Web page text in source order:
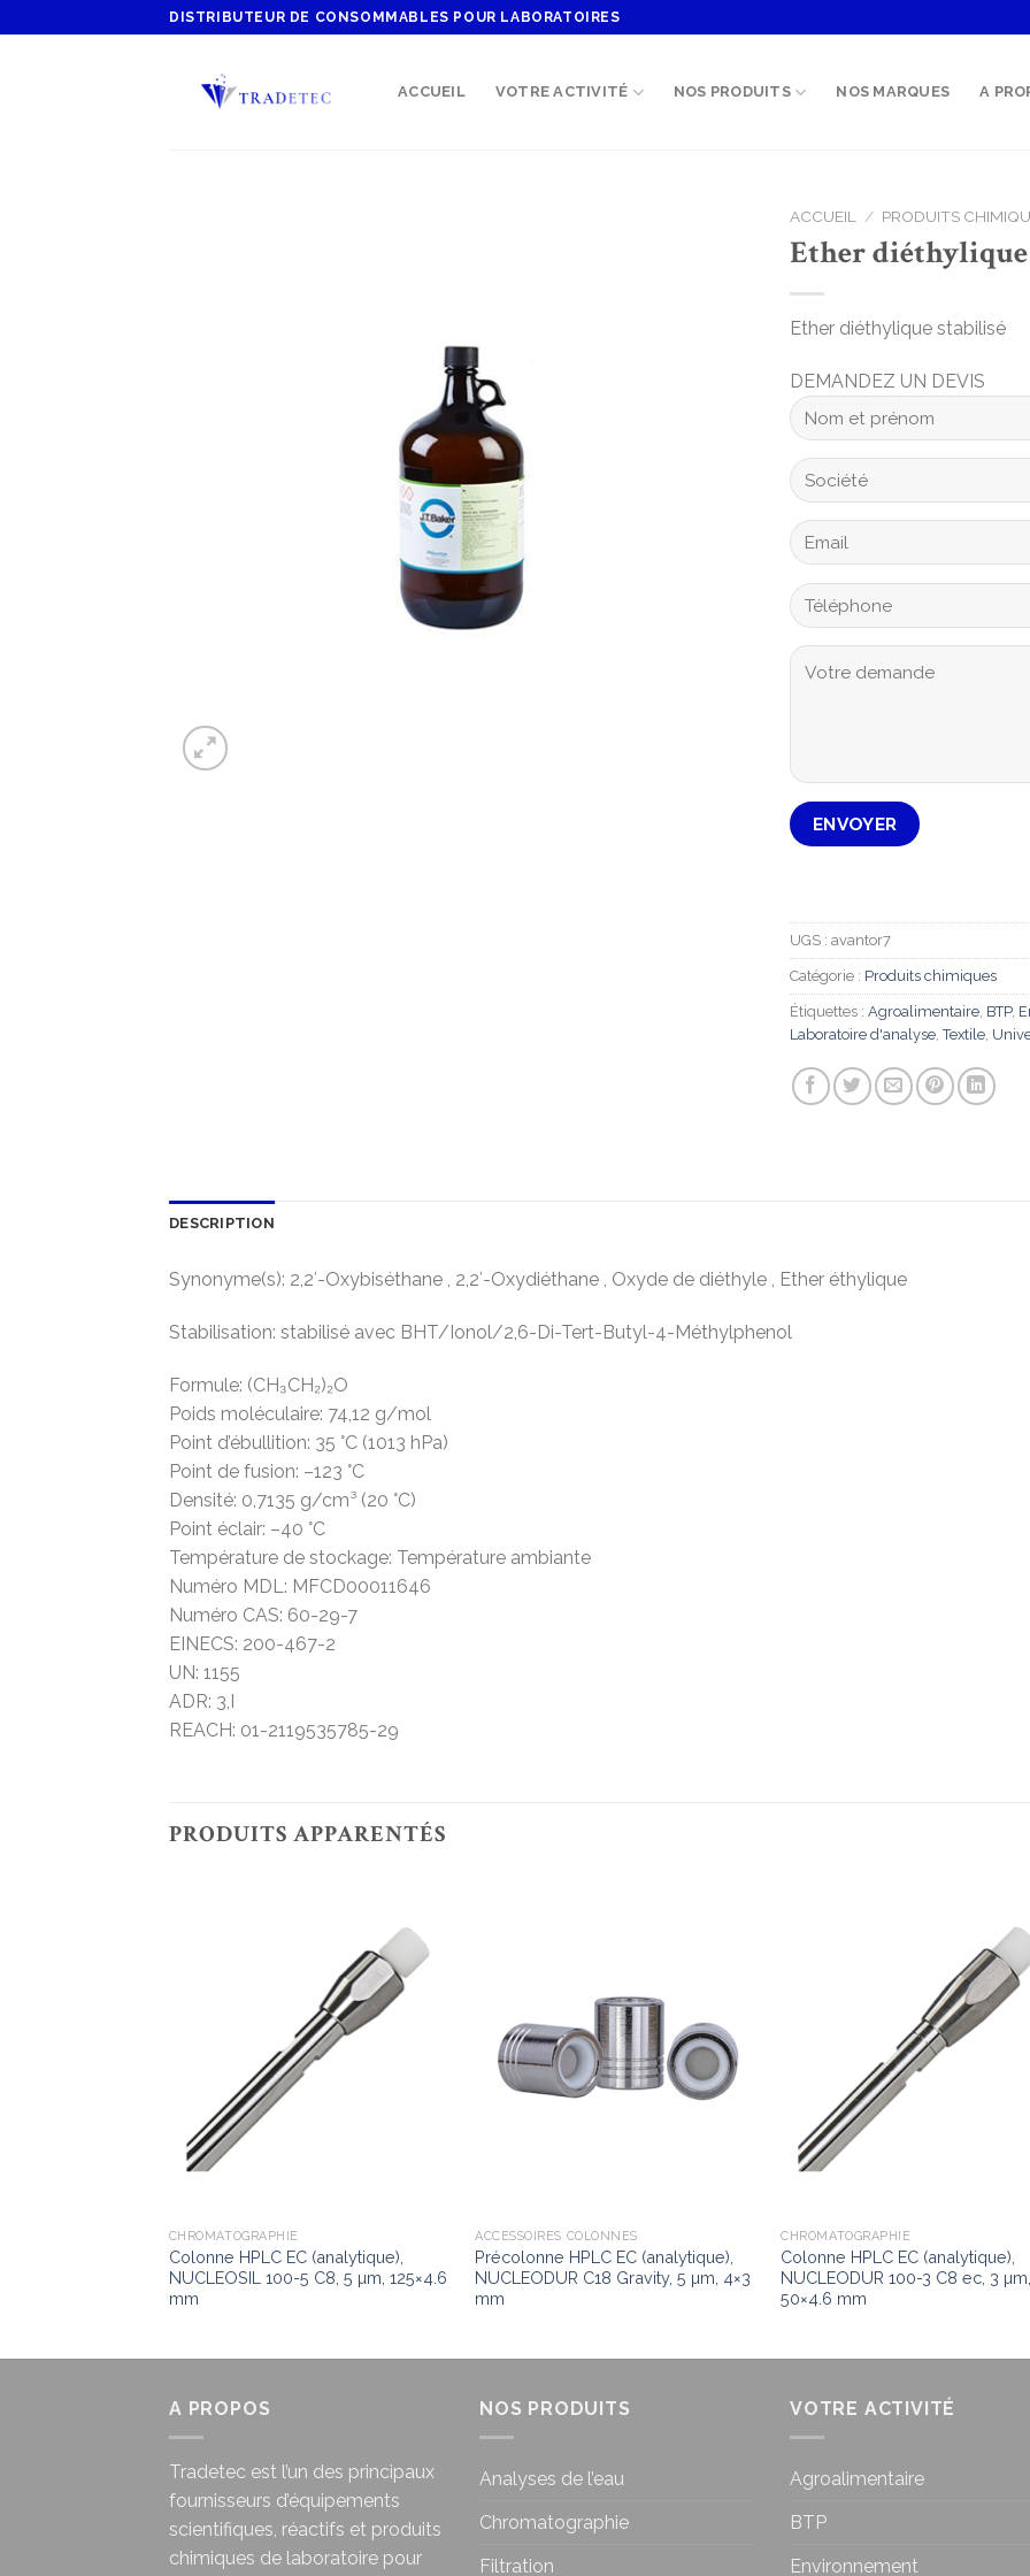
DISTRIBUTEUR DE CONSOMMABLES POUR LABORATOIRES
ACCUEIL VOTRE ACTIVITÉ NOS PRODUITS NOS MARQUES A
ACCUEIL / PRODUITS
Ether
Ether diéthylique stabilisé
DEMANDEZ UN DEVIS
UGS : avantor7
Catégorie : Produits chimiques
Étiquettes : Agroalimentaire, BTP,
Laboratoire d'analyse,Textile,
DESCRIPTION
Synonyme(s): 2,2′-Oxybiséthane , 2,2′-Oxydiéthane , Oxyde de diéthyle , Ether éthylique
Stabilisation: stabilisé avec BHT/Ionol/2,6-Di-Tert-Butyl-4-Méthylphenol
Formule: (CH₃CH₂)₂O
Poids moléculaire: 74,12 g/mol
Point d’ébullition: 35 °C (1013 hPa)
Point de fusion: –123 °C
Densité: 0,7135 g/cm³ (20 °C)
Point éclair: –40 °C
Température de stockage: Température ambiante
Numéro MDL: MFCD00011646
Numéro CAS: 60-29-7
EINECS: 200-467-2
UN: 1155
ADR: 3,I
REACH: 01-2119535785-29
PRODUITS APPARENTÉS
Add to
wishlist
CHROMATOGRAPHIE
Colonne HPLC EC (analytique),
NUCLEOSIL 100-5 C8, 5 µm, 125×4.6
mm
ACCESSOIRES COLONNES
Précolonne HPLC EC (analytique),
NUCLEODUR C18 Gravity, 5 µm, 4×3
mm
Add
CHROMATOGRAPHIE
Colonne HPLC EC (analytique),
NUCLEODUR 100-3 C8 ec, 3 µm,
50×4.6 mm
A PROPOS
Tradetec est l’un des principaux
fournisseurs d’équipements
scientifiques, réactifs et produits
chimiques de laboratoire pour
NOS PRODUITS
Analyses de l’eau
Chromatographie
Filtration
VOTRE ACTIVITÉ
Agroalimentaire
BTP
Environnement